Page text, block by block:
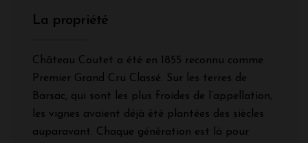
La propriété
Château Coutet a été en 1855 reconnu comme
Premier Grand Cru Classé. Sur les terres de
Barsac, qui sont les plus froides de l’appellation,
les vignes avaient déjà été plantées des siècles
auparavant. Chaque génération est là pour